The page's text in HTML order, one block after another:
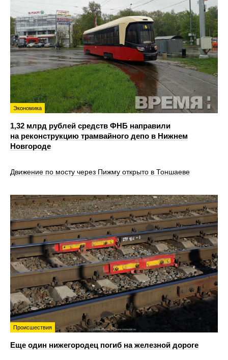
Экономика
1,32 млрд рублей средств ФНБ направили
на реконструкцию трамвайного депо в Нижнем
Новгороде
Движение по мосту через Пижму открыто в Тоншаеве
Происшествия
Еще один нижегородец погиб на железной дороге